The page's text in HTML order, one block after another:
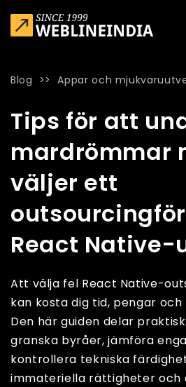
Blog >>Appar och
Tips för att
mardrömmar
väljer ett
React
Att välja fel React Native-
kan kosta dig tid, pengar
Den här guiden delar
granska byråer, jämföra
kontrollera tekniska
immateriella rättigheter och